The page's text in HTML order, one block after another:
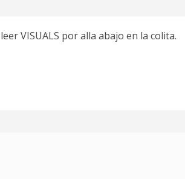
VISUALS por alla abajo en la colita.